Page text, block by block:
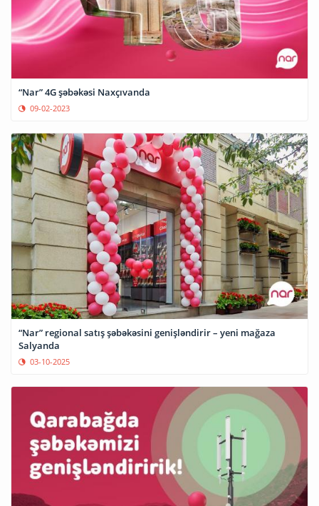
“Nar” 4G şəbəkəsi Naxçıvanda
09-02-2023
“Nar” regional satış şəbəkəsini genişləndirir – yeni mağaza
Salyanda
03-10-2025